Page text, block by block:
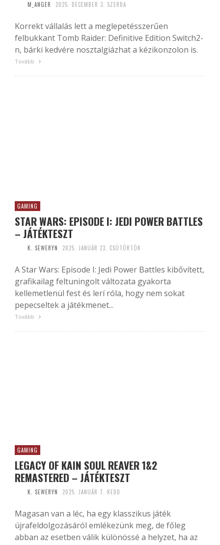
M_ANGER 2025. DECEMBER 3. SZERDA
Korrekt vállalás lett a meglepetésszerűen
felbukkant Tomb Raider: Definitive Edition Switch2-
n, bárki kedvére nosztalgiázhat a kézikonzolon is.
Tovább
GAMING
STAR WARS: EPISODE I: JEDI POWER BATTLES
– JÁTÉKTESZT
K. SEWERYN 2025. JANUÁR 23. CSÜTÖRTÖK
A Star Wars: Episode I: Jedi Power Battles kibővített,
grafikailag feltuningolt változata gyakorta
kellemetlenül fest és lerí róla, hogy nem sokat
pepecseltek a játékmenet...
Tovább
GAMING
LEGACY OF KAIN SOUL REAVER 1&2
REMASTERED – JÁTÉKTESZT
K. SEWERYN 2025. JANUÁR 7. KEDD
Magasan van a léc, ha egy klasszikus játék
újrafeldolgozásáról emlékezünk meg, de főleg
abban az esetben válik különössé a helyzet, ha az